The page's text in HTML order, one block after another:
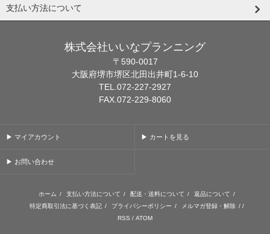
支払い方法について
株式会社いいなプランニング
〒590-0017
大阪府堺市堺区北田出井町1-6-10
TEL.072-227-2927
FAX.072-229-8060
▶ マイアカウント ▶ カートを見る
▶ お問い合わせ
ホーム / 支払い方法について / 配送・送料について / 返品について /
特定商取引法に基づく表記 / プライバシーポリシー / メルマガ登録・解除 / /
RSS / ATOM